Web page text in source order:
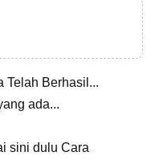
Telah Berhasil...
ada...
sini dulu Cara